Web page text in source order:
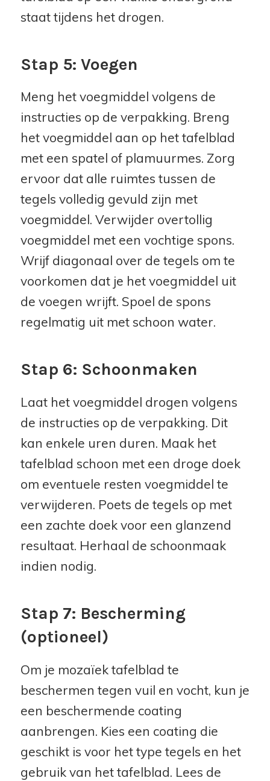
staat tijdens het drogen.
Stap 5: Voegen
Meng het voegmiddel volgens de
instructies op de verpakking. Breng
het voegmiddel aan op het tafelblad
met een spatel of plamuurmes. Zorg
ervoor dat alle ruimtes tussen de
tegels volledig gevuld zijn met
voegmiddel. Verwijder overtollig
voegmiddel met een vochtige spons.
Wrijf diagonaal over de tegels om te
voorkomen dat je het voegmiddel uit
de voegen wrijft. Spoel de spons
regelmatig uit met schoon water.
Stap 6: Schoonmaken
Laat het voegmiddel drogen volgens
de instructies op de verpakking. Dit
kan enkele uren duren. Maak het
tafelblad schoon met een droge doek
om eventuele resten voegmiddel te
verwijderen. Poets de tegels op met
een zachte doek voor een glanzend
resultaat. Herhaal de schoonmaak
indien nodig.
Stap 7: Bescherming
(optioneel)
Om je mozaïek tafelblad te
beschermen tegen vuil en vocht, kun je
een beschermende coating
aanbrengen. Kies een coating die
geschikt is voor het type tegels en het
gebruik van het tafelblad. Lees de